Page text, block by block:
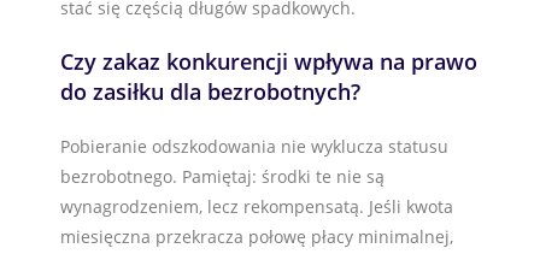
stać się częścią długów spadkowych.
Czy zakaz konkurencji wpływa na prawo
do zasiłku dla bezrobotnych?
Pobieranie odszkodowania nie wyklucza statusu
bezrobotnego. Pamiętaj: środki te nie są
wynagrodzeniem, lecz rekompensatą. Jeśli kwota
miesięczna przekracza połowę płacy minimalnej,